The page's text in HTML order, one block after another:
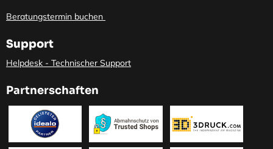
Beratungstermin buchen
Support
Helpdesk - Technischer Support
Partnerschaften